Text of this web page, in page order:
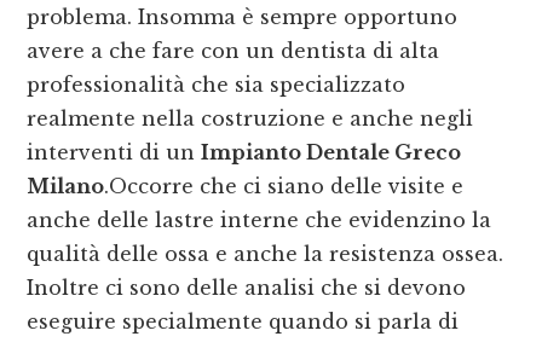
problema. Insomma è sempre opportuno
avere a che fare con un dentista di alta
professionalità che sia specializzato
realmente nella costruzione e anche negli
interventi di unImpianto Dentale Greco
Milano.Occorre che ci siano delle visite e
anche delle lastre interne che evidenzino la
qualità delle ossa e anche la resistenza ossea.
Inoltre ci sono delle analisi che si devono
eseguire specialmente quando si parla di